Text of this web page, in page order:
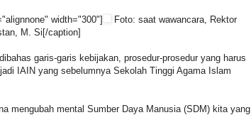
width="300"]
Foto: saat wawancara, Rektor
M. Si[/caption]
garis-garis kebijakan, prosedur-prosedur yang harus
IAIN yang sebelumnya Sekolah Tinggi Agama Islam
mengubah mental Sumber Daya Manusia (SDM) kita yang